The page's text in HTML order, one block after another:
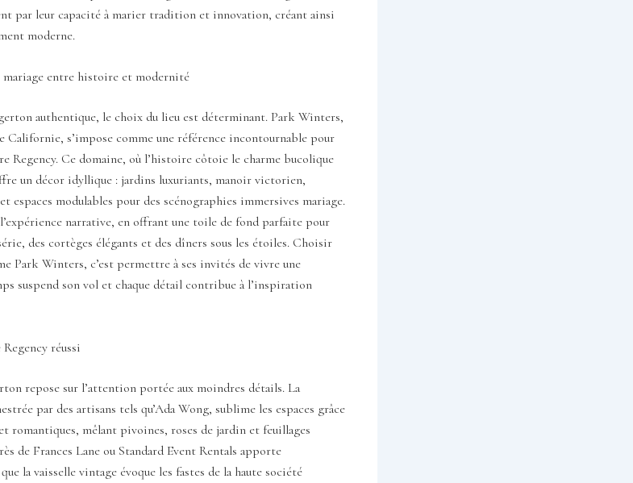
par leur capacité à marier tradition et innovation, créant ainsi
moderne.
entre histoire et modernité
authentique, le choix du lieu est déterminant. Park Winters,
s’impose comme une référence incontournable pour
Regency. Ce domaine, où l’histoire côtoie le charme bucolique
un décor idyllique : jardins luxuriants, manoir victorien,
espaces modulables pour des scénographies immersives mariage.
narrative, en offrant une toile de fond parfaite pour
des cortèges élégants et des dîners sous les étoiles. Choisir
Park Winters, c’est permettre à ses invités de vivre une
suspend son vol et chaque détail contribue à l’inspiration
réussi
repose sur l’attention portée aux moindres détails. La
par des artisans tels qu’Ada Wong, sublime les espaces grâce
romantiques, mêlant pivoines, roses de jardin et feuillages
de Frances Lane ou Standard Event Rentals apporte
la vaisselle vintage évoque les fastes de la haute société